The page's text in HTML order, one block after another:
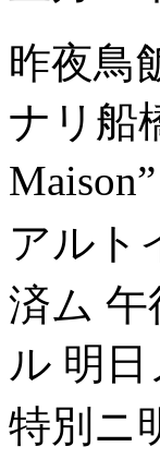
昨夜鳥
ナリ船
アルト
済ム 午
ル 明
特別ニ